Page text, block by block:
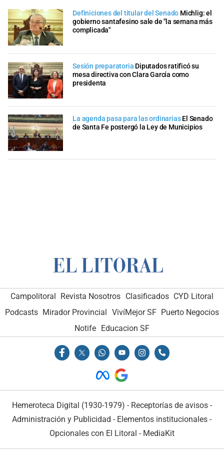
Definiciones del titular del Senado Michlig: el
gobierno santafesino sale de "la semana más
complicada"
Sesión preparatoria Diputados ratificó su
mesa directiva con Clara García como
presidenta
La agenda pasa para las ordinarias El Senado
de Santa Fe postergó la Ley de Municipios
Campolitoral Revista Nosotros Clasificados CYD Litoral
Podcasts Mirador Provincial VivíMejor SF Puerto Negocios
Notife
Educacion SF
Hemeroteca Digital (1930-1979) - Receptorías de avisos -
Administración y Publicidad - Elementos institucionales -
Opcionales con El Litoral - MediaKit